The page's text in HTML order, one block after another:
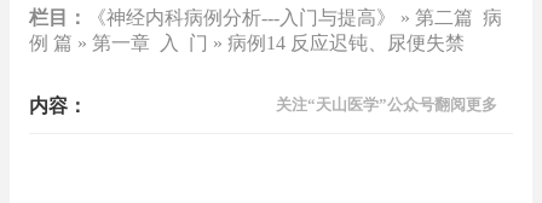
栏目：
《神经内科病例分析---入门与提高》 » 第二篇 病
例 篇 » 第一章 入 门 » 病例14 反应迟钝、尿便失禁
内容： 关注“天山医学”公众号翻阅更多